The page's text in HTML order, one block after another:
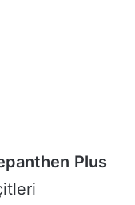
Plus